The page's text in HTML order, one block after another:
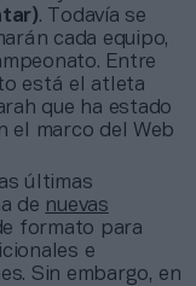
. Todavía se
cada equipo,
Entre
está el atleta
que ha estado
el marco del Web
últimas
de nuevas
formato para
e
Sin embargo, en